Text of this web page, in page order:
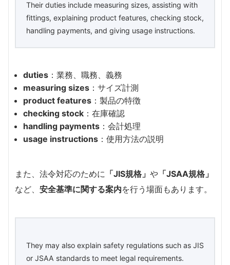
Their duties include measuring sizes, assisting with
fittings, explaining product features, checking stock,
handling payments, and giving usage instructions.
duties ：業務、職務、義務
measuring sizes ：サイズ計測
product features ：製品の特徴
checking stock ：在庫確認
handling payments ：会計処理
usage instructions ：使用方法の説明
また、法令対応のために 「JIS規格」 や 「JSAA規格」
など、 安全基準に関する案内を行う場面もあります。
They may also explain safety regulations such as JIS
or JSAA standards to meet legal requirements.